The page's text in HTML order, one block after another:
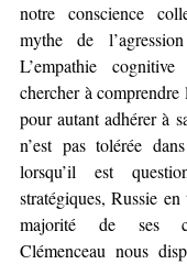
notre conscience
mythe de
L’empathie
chercher à comprendre
pour autant adhérer à
n’est pas tolérée
lorsqu’il est
stratégiques, Russie
majorité de ses
Clémenceau nous